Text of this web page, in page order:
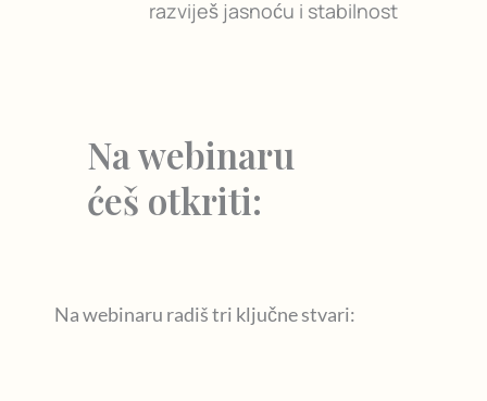
razviješ jasnoću i stabilnost
Na webinaru
ćeš otkriti:
Na webinaru radiš tri ključne stvari: